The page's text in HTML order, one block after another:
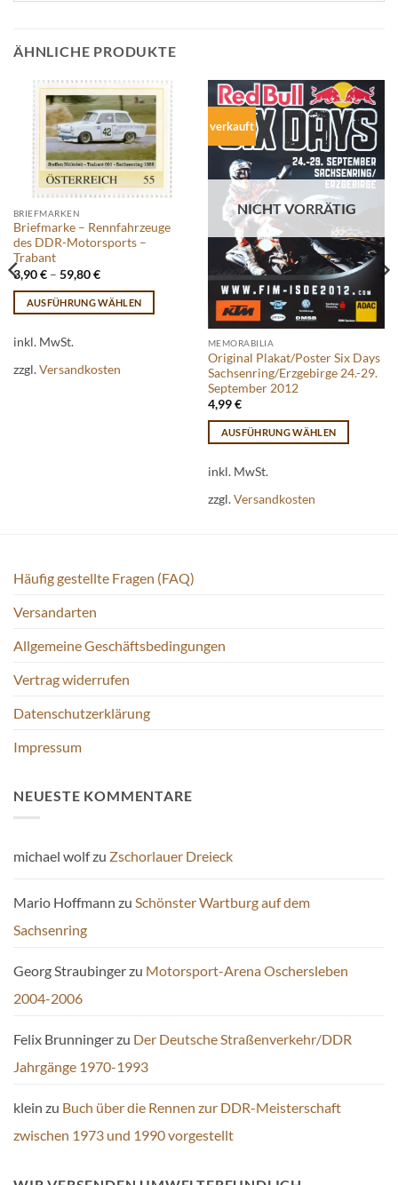
ÄHNLICHE PRODUKTE
BRIEFMARKEN
Briefmarke – Rennfahrzeuge
des DDR-Motorsports –
Trabant
3,90€– 59,80€
AUSFÜHRUNG WÄHLEN
Produkt
mehrere
inkl. MwSt.
zzgl.Versandkosten
verkauft
NICHT VORRÄTIG
MEMORABILIA
Original Plakat/Poster Six Days
Sachsenring/Erzgebirge 24.-29.
September 2012
4,99€
AUSFÜHRUNG WÄHLEN
Produkt
mehrere
Produktseite
inkl. MwSt.
zzgl.Versandkosten
Häufig gestellte Fragen (FAQ)
Versandarten
Allgemeine Geschäftsbedingungen
Vertrag widerrufen
Datenschutzerklärung
Impressum
NEUESTE KOMMENTARE
michael wolfzu Zschorlauer Dreieck
Mario Hoffmann zu Schönster Wartburg auf dem
Sachsenring
Georg Straubingerzu Motorsport-Arena Oschersleben
2004-2006
Felix Brunningerzu Der Deutsche Straßenverkehr/DDR
Jahrgänge 1970-1993
klein zu Buch über die Rennen zur DDR-Meisterschaft
zwischen 1973 und 1990 vorgestellt